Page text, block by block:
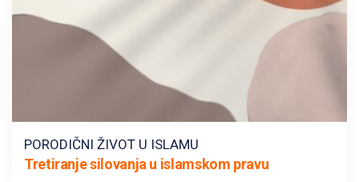
PORODIČNI ŽIVOT U ISLAMU
Tretiranje silovanja u islamskom pravu